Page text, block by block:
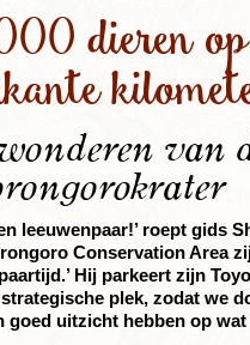
dieren
van
leeuwenpaar!’ roept gids
Conservation Area
Hij parkeert zijn
plek, zodat we
goed uitzicht hebben op